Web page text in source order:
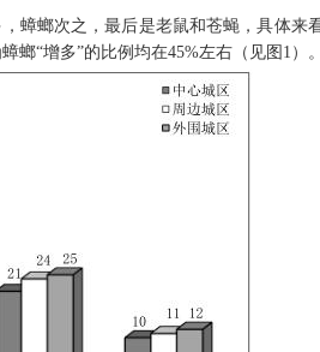
蟑螂次之，最后是老鼠和苍蝇，具体来
螂“增多”的比例均在45%左右（见图1）。